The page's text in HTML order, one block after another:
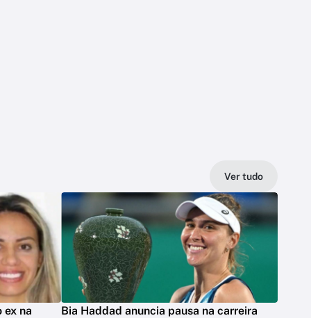
Ver tudo
ex na
Bia Haddad anuncia pausa na carreira